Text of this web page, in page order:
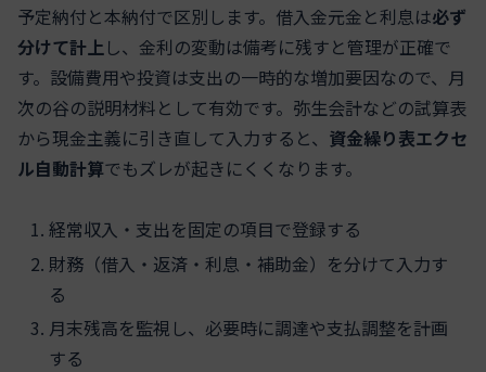
予定納付と本納付で区別します。借入金元金と利息は必ず
分けて計上 し、金利の変動は備考に残すと管理が正確で
す。設備費用や投資は支出の一時的な増加要因なので、月
次の谷の説明材料として有効です。弥生会計などの試算表
から現金主義に引き直して入力すると、 資金繰り表エクセ
ル自動計算でもズレが起きにくくなります。
経常収入・支出を固定の項目で登録する
財務（借入・返済・利息・補助金）を分けて入力す
る
月末残高を監視し、必要時に調達や支払調整を計画
する